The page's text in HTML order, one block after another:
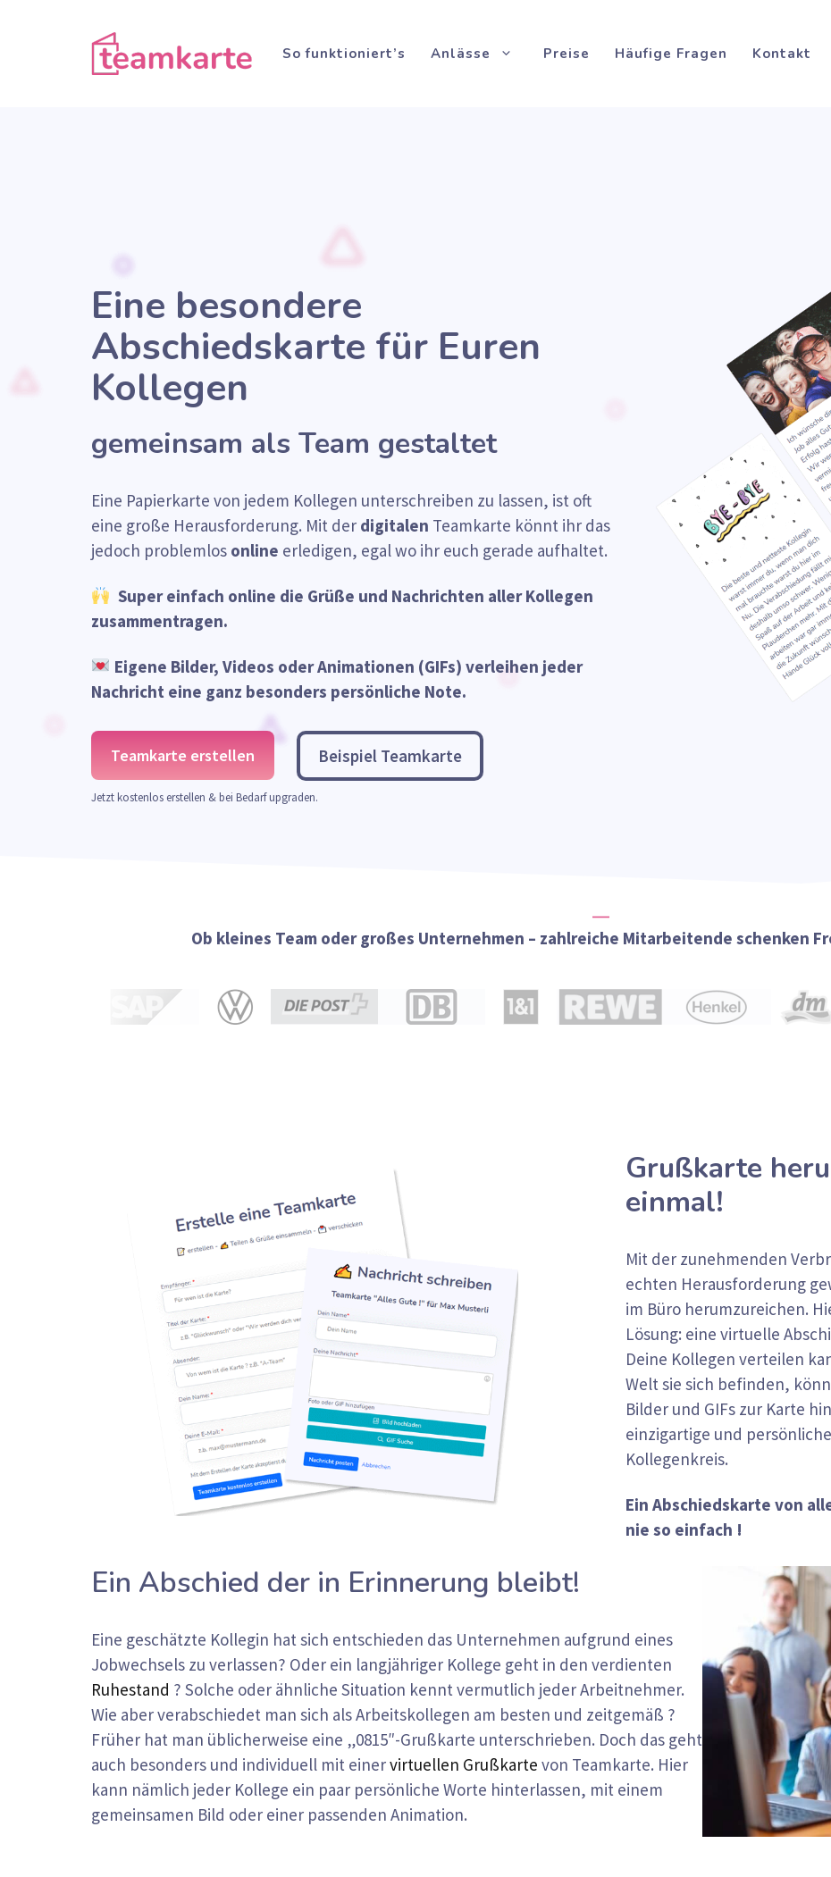
So funktioniert’s Anlässe Preise Häufige Fragen Kontakt
Eine besondere
Abschiedskarte für Euren
Kollegen
gemeinsam als Team gestaltet
Eine Papierkarte von jedem Kollegen unterschreiben zu lassen, ist oft
eine große Herausforderung. Mit der digitalen Teamkarte könnt ihr das
jedoch problemlos online erledigen, egal wo ihr euch gerade aufhaltet.
Super einfach online die Grüße und Nachrichten aller Kollegen
zusammentragen.
Eigene Bilder, Videos oder Animationen (GIFs) verleihen jeder
Nachricht eine ganz besonders persönliche Note.
Teamkarte erstellen Beispiel Teamkarte
Jetzt kostenlos erstellen & bei Bedarf upgraden.
Ob kleines Team oder großes Unternehmen – zahlreiche Mitarbeitende schenken
Grußkarte
einmal!
Mit der zunehmenden
echten Herausforderung
im Büro herumzureichen.
Lösung: eine virtuelle
Deine Kollegen verteilen
Welt sie sich befinden,
Bilder und GIFs zur Karte
einzigartige und
Kollegenkreis.
Ein Abschiedskarte von
nie so einfach !
Ein Abschied der in Erinnerung bleibt!
Eine geschätzte Kollegin hat sich entschieden das Unternehmen aufgrund eines
Jobwechsels zu verlassen? Oder ein langjähriger Kollege geht in den verdienten
Ruhestand ? Solche oder ähnliche Situation kennt vermutlich jeder Arbeitnehmer.
Wie aber verabschiedet man sich als Arbeitskollegen am besten und zeitgemäß ?
Früher hat man üblicherweise eine „0815″-Grußkarte unterschrieben. Doch das geht
auch besonders und individuell mit einervirtuellen Grußkarte von Teamkarte. Hier
kann nämlich jeder Kollege ein paar persönliche Worte hinterlassen, mit einem
gemeinsamen Bild oder einer passenden Animation.